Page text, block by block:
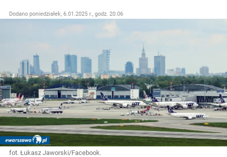
Dodano poniedziałek, 6.01.2025 r., godz. 20.06
fot. Łukasz Jaworski/Facebook.